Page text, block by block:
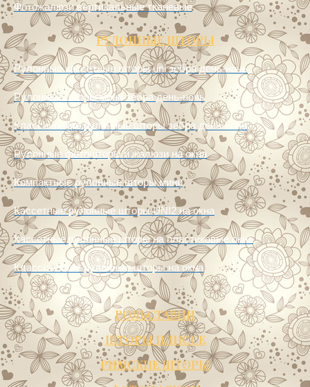
Фотожалюзи вертикальные тканевые
РУЛОННЫЕ ШТОРЫ
Рулонные кассетные шторы uni зебра день-ночь
Рулонные шторы мини зебра день-ночь
Классические рулонные шторы зебра день-ночь
Рулонные фотошторы и жалюзи на окна
Компактные рулонные шторы мини
Кассетные рулонные шторы UNI2 на окна
Кассетные рулонные шторы на пластиковые окна
Классические рулонные шторы на окна
РОЛЬСТАВНИ
ШТОРЫ ПЛИССЕ
РИМСКИЕ ШТОРЫ